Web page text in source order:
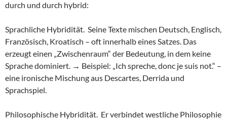
durch und durch hybrid:
Sprachliche Hybridität. Seine Texte mischen Deutsch, Englisch,
Französisch, Kroatisch – oft innerhalb eines Satzes. Das
erzeugt einen „Zwischenraum“ der Bedeutung, in dem keine
Sprache dominiert. → Beispiel: „Ich spreche, donc je suis not.“ –
eine ironische Mischung aus Descartes, Derrida und
Sprachspiel.
Philosophische Hybridität. Er verbindet westliche Philosophie